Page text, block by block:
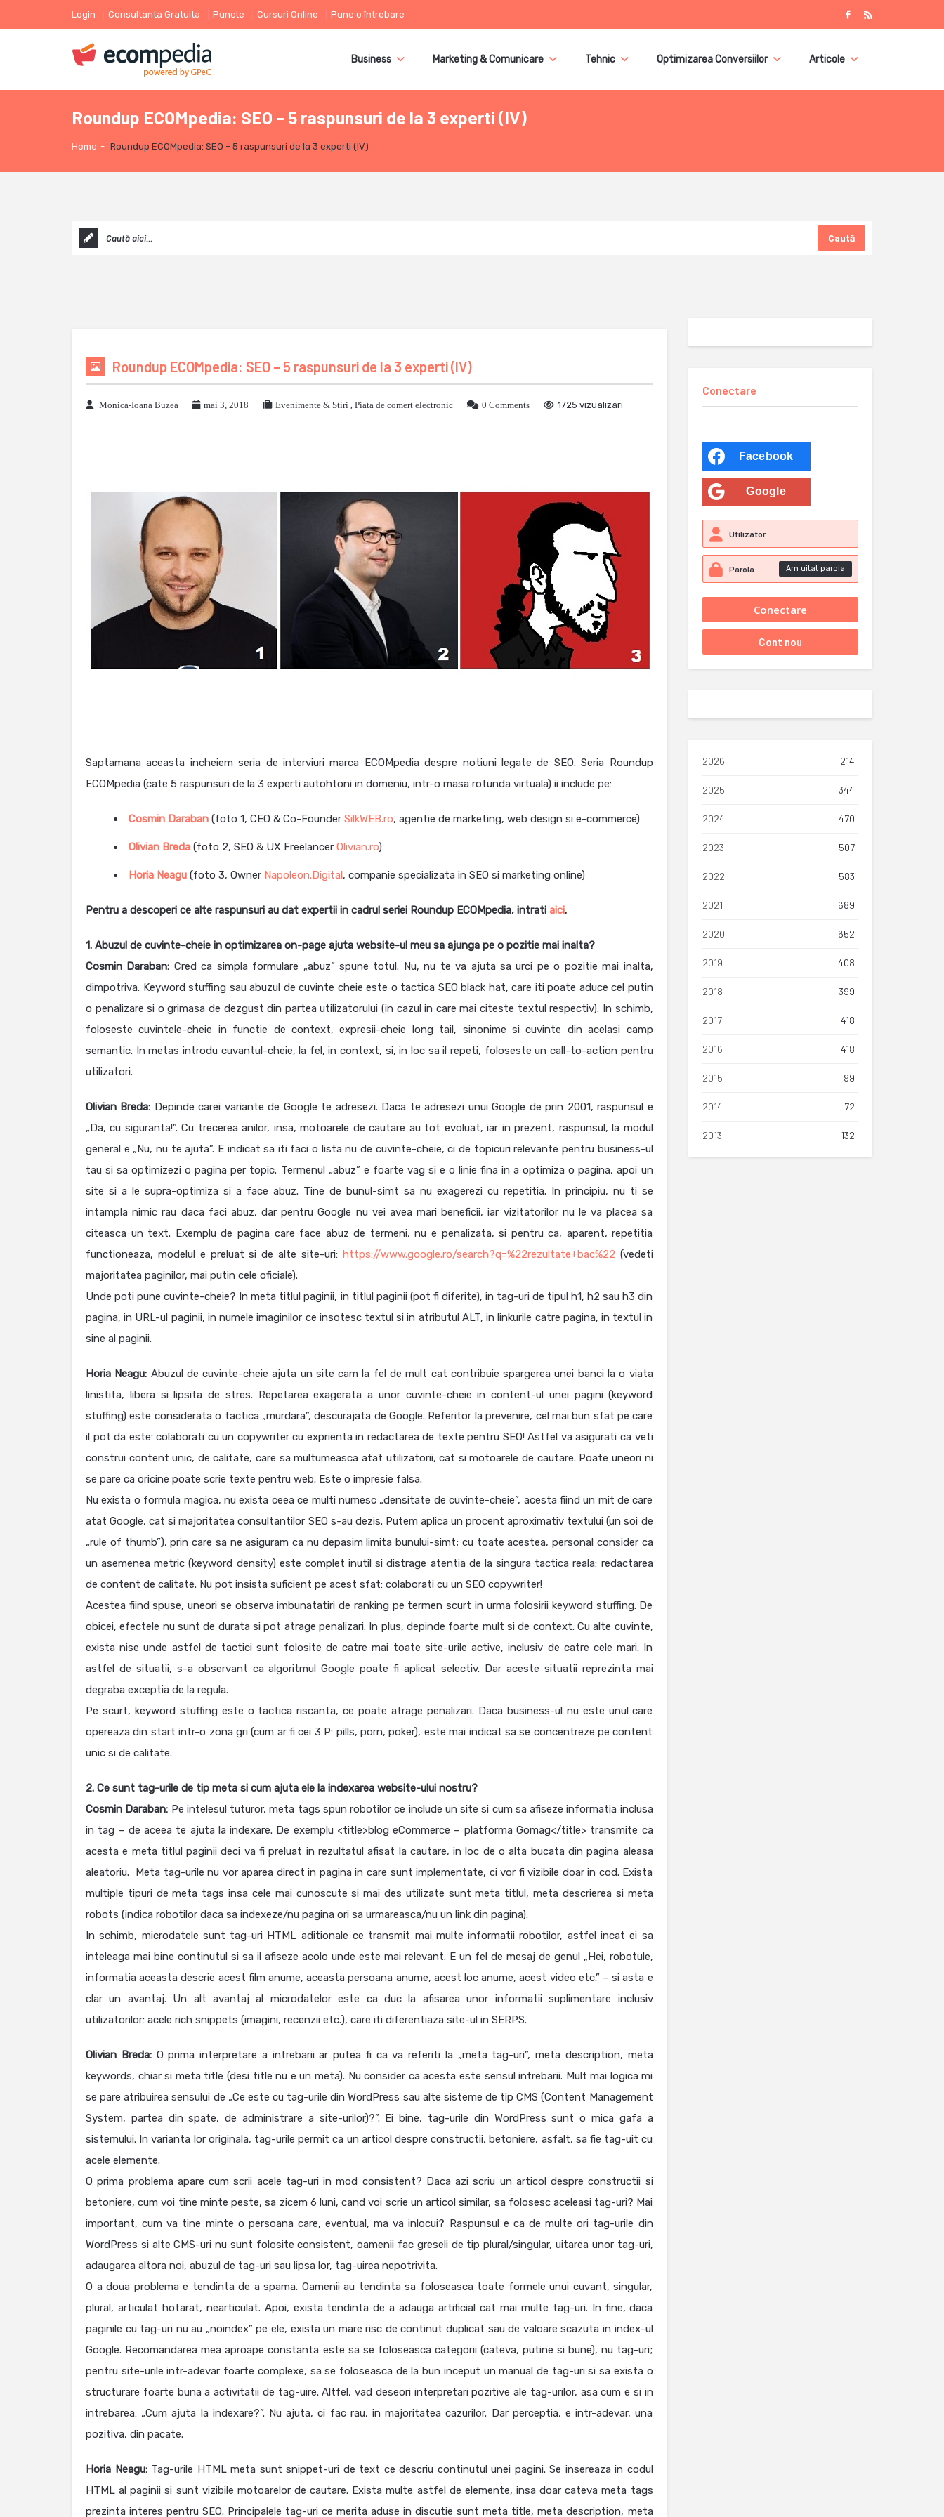
Login Consultanta Gratuita Puncte Cursuri Online Pune o întrebare
Business Marketing & Comunicare Tehnic Optimizarea Conversiilor Articole
Roundup ECOMpedia: SEO – 5 raspunsuri de la 3 experti (IV)
Home - Roundup ECOMpedia: SEO – 5 raspunsuri de la 3 experti (IV)
Caută
Roundup ECOMpedia: SEO – 5 raspunsuri de la 3 experti (IV)
Monica-Ioana Buzea mai 3, 2018 Evenimente & Stiri , Piata de comert electronic 0 Comments 1725 vizualizari
Saptamana aceasta incheiem seria de interviuri marca ECOMpedia despre notiuni legate de SEO. Seria Roundup
ECOMpedia (cate 5 raspunsuri de la 3 experti autohtoni in domeniu, intr-o masa rotunda virtuala) ii include pe:
Cosmin Daraban (foto 1, CEO & Co-Founder SilkWEB.ro, agentie de marketing, web design si e-commerce)
Olivian Breda (foto 2, SEO & UX Freelancer Olivian.ro)
Horia Neagu (foto 3, Owner Napoleon.Digital, companie specializata in SEO si marketing online)
Pentru a descoperi ce alte raspunsuri au dat expertii in cadrul seriei Roundup ECOMpedia, intrati aici.
1. Abuzul de cuvinte-cheie in optimizarea on-page ajuta website-ul meu sa ajunga pe o pozitie mai inalta?
Cosmin Daraban: Cred ca simpla formulare „abuz” spune totul. Nu, nu te va ajuta sa urci pe o pozitie mai inalta,
dimpotriva. Keyword stuffing sau abuzul de cuvinte cheie este o tactica SEO black hat, care iti poate aduce cel putin
o penalizare si o grimasa de dezgust din partea utilizatorului (in cazul in care mai citeste textul respectiv). In schimb,
foloseste cuvintele-cheie in functie de context, expresii-cheie long tail, sinonime si cuvinte din acelasi camp
semantic. In metas introdu cuvantul-cheie, la fel, in context, si, in loc sa il repeti, foloseste un call-to-action pentru
utilizatori.
Olivian Breda: Depinde carei variante de Google te adresezi. Daca te adresezi unui Google de prin 2001, raspunsul e
„Da, cu siguranta!”. Cu trecerea anilor, insa, motoarele de cautare au tot evoluat, iar in prezent, raspunsul, la modul
general e „Nu, nu te ajuta”. E indicat sa iti faci o lista nu de cuvinte-cheie, ci de topicuri relevante pentru business-ul
tau si sa optimizezi o pagina per topic. Termenul „abuz” e foarte vag si e o linie fina in a optimiza o pagina, apoi un
site si a le supra-optimiza si a face abuz. Tine de bunul-simt sa nu exagerezi cu repetitia. In principiu, nu ti se
intampla nimic rau daca faci abuz, dar pentru Google nu vei avea mari beneficii, iar vizitatorilor nu le va placea sa
citeasca un text. Exemplu de pagina care face abuz de termeni, nu e penalizata, si pentru ca, aparent, repetitia
functioneaza, modelul e preluat si de alte site-uri: https://www.google.ro/search?q=%22rezultate+bac%22 (vedeti
majoritatea paginilor, mai putin cele oficiale).
Unde poti pune cuvinte-cheie? In meta titlul paginii, in titlul paginii (pot fi diferite), in tag-uri de tipul h1, h2 sau h3 din
pagina, in URL-ul paginii, in numele imaginilor ce insotesc textul si in atributul ALT, in linkurile catre pagina, in textul in
sine al paginii.
Horia Neagu: Abuzul de cuvinte-cheie ajuta un site cam la fel de mult cat contribuie spargerea unei banci la o viata
linistita, libera si lipsita de stres. Repetarea exagerata a unor cuvinte-cheie in content-ul unei pagini (keyword
stuffing) este considerata o tactica „murdara”, descurajata de Google. Referitor la prevenire, cel mai bun sfat pe care
il pot da este: colaborati cu un copywriter cu exprienta in redactarea de texte pentru SEO! Astfel va asigurati ca veti
construi content unic, de calitate, care sa multumeasca atat utilizatorii, cat si motoarele de cautare. Poate uneori ni
se pare ca oricine poate scrie texte pentru web. Este o impresie falsa.
Nu exista o formula magica, nu exista ceea ce multi numesc „densitate de cuvinte-cheie”, acesta fiind un mit de care
atat Google, cat si majoritatea consultantilor SEO s-au dezis. Putem aplica un procent aproximativ textului (un soi de
„rule of thumb”), prin care sa ne asiguram ca nu depasim limita bunului-simt; cu toate acestea, personal consider ca
un asemenea metric (keyword density) este complet inutil si distrage atentia de la singura tactica reala: redactarea
de content de calitate. Nu pot insista suficient pe acest sfat: colaborati cu un SEO copywriter!
Acestea fiind spuse, uneori se observa imbunatatiri de ranking pe termen scurt in urma folosirii keyword stuffing. De
obicei, efectele nu sunt de durata si pot atrage penalizari. In plus, depinde foarte mult si de context. Cu alte cuvinte,
exista nise unde astfel de tactici sunt folosite de catre mai toate site-urile active, inclusiv de catre cele mari. In
astfel de situatii, s-a observant ca algoritmul Google poate fi aplicat selectiv. Dar aceste situatii reprezinta mai
degraba exceptia de la regula.
Pe scurt, keyword stuffing este o tactica riscanta, ce poate atrage penalizari. Daca business-ul nu este unul care
opereaza din start intr-o zona gri (cum ar fi cei 3 P: pills, porn, poker), este mai indicat sa se concentreze pe content
unic si de calitate.
2. Ce sunt tag-urile de tip meta si cum ajuta ele la indexarea website-ului nostru?
Cosmin Daraban: Pe intelesul tuturor, meta tags spun robotilor ce include un site si cum sa afiseze informatia inclusa
in tag – de aceea te ajuta la indexare. De exemplu <title>blog eCommerce – platforma Gomag</title> transmite ca
acesta e meta titlul paginii deci va fi preluat in rezultatul afisat la cautare, in loc de o alta bucata din pagina aleasa
aleatoriu. Meta tag-urile nu vor aparea direct in pagina in care sunt implementate, ci vor fi vizibile doar in cod. Exista
multiple tipuri de meta tags insa cele mai cunoscute si mai des utilizate sunt meta titlul, meta descrierea si meta
robots (indica robotilor daca sa indexeze/nu pagina ori sa urmareasca/nu un link din pagina).
In schimb, microdatele sunt tag-uri HTML aditionale ce transmit mai multe informatii robotilor, astfel incat ei sa
inteleaga mai bine continutul si sa il afiseze acolo unde este mai relevant. E un fel de mesaj de genul „Hei, robotule,
informatia aceasta descrie acest film anume, aceasta persoana anume, acest loc anume, acest video etc.” – si asta e
clar un avantaj. Un alt avantaj al microdatelor este ca duc la afisarea unor informatii suplimentare inclusiv
utilizatorilor: acele rich snippets (imagini, recenzii etc.), care iti diferentiaza site-ul in SERPS.
Olivian Breda:O prima interpretare a intrebarii ar putea fi ca va referiti la „meta tag-uri”, meta description, meta
keywords, chiar si meta title (desi title nu e un meta). Nu consider ca acesta este sensul intrebarii. Mult mai logica mi
se pare atribuirea sensului de „Ce este cu tag-urile din WordPress sau alte sisteme de tip CMS (Content Management
System, partea din spate, de administrare a site-urilor)?”. Ei bine, tag-urile din WordPress sunt o mica gafa a
sistemului. In varianta lor originala, tag-urile permit ca un articol despre constructii, betoniere, asfalt, sa fie tag-uit cu
acele elemente.
O prima problema apare cum scrii acele tag-uri in mod consistent? Daca azi scriu un articol despre constructii si
betoniere, cum voi tine minte peste, sa zicem 6 luni, cand voi scrie un articol similar, sa folosesc aceleasi tag-uri? Mai
important, cum va tine minte o persoana care, eventual, ma va inlocui? Raspunsul e ca de multe ori tag-urile din
WordPress si alte CMS-uri nu sunt folosite consistent, oamenii fac greseli de tip plural/singular, uitarea unor tag-uri,
adaugarea altora noi, abuzul de tag-uri sau lipsa lor, tag-uirea nepotrivita.
O a doua problema e tendinta de a spama. Oamenii au tendinta sa foloseasca toate formele unui cuvant, singular,
plural, articulat hotarat, nearticulat. Apoi, exista tendinta de a adauga artificial cat mai multe tag-uri. In fine, daca
paginile cu tag-uri nu au „noindex” pe ele, exista un mare risc de continut duplicat sau de valoare scazuta in index-ul
Google. Recomandarea mea aproape constanta este sa se foloseasca categorii (cateva, putine si bune), nu tag-uri;
pentru site-urile intr-adevar foarte complexe, sa se foloseasca de la bun inceput un manual de tag-uri si sa exista o
structurare foarte buna a activitatii de tag-uire. Altfel, vad deseori interpretari pozitive ale tag-urilor, asa cum e si in
intrebarea: „Cum ajuta la indexare?”. Nu ajuta, ci fac rau, in majoritatea cazurilor. Dar perceptia, e intr-adevar, una
pozitiva, din pacate.
Horia Neagu:Tag-urile HTML meta sunt snippet-uri de text ce descriu continutul unei pagini. Se insereaza in codul
HTML al paginii si sunt vizibile motoarelor de cautare. Exista multe astfel de elemente, insa doar cateva meta tags
prezinta interes pentru SEO. Principalele tag-uri ce merita aduse in discutie sunt meta title, meta description, meta
Conectare
Facebook
Google
Am uitat parola
2026 214
2025 344
2024 470
2023 507
2022 583
2021 689
2020 652
2019 408
2018 399
2017 418
2016 418
2015 99
2014 72
2013 132